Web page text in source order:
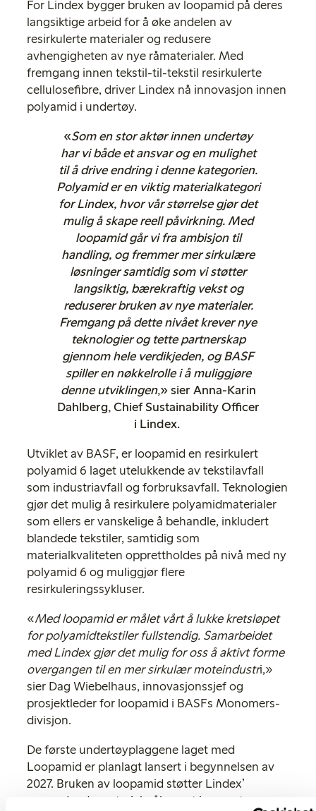
For Lindex bygger bruken av loopamid på deres
langsiktige arbeid for å øke andelen av
resirkulerte materialer og redusere
avhengigheten av nye råmaterialer. Med
fremgang innen tekstil-til-tekstil resirkulerte
cellulosefibre, driver Lindex nå innovasjon innen
polyamid i undertøy.
«Som en stor aktør innen undertøy
har vi både et ansvar og en mulighet
til å drive endring i denne kategorien.
Polyamid er en viktig materialkategori
for Lindex, hvor vår størrelse gjør det
mulig å skape reell påvirkning. Med
loopamid går vi fra ambisjon til
handling, og fremmer mer sirkulære
løsninger samtidig som vi støtter
langsiktig, bærekraftig vekst og
reduserer bruken av nye materialer.
Fremgang på dette nivået krever nye
teknologier og tette partnerskap
gjennom hele verdikjeden, og BASF
spiller en nøkkelrolle i å muliggjøre
denne utviklingen,» sier Anna-Karin
Dahlberg, Chief Sustainability Officer
i Lindex.
Utviklet av BASF, er loopamid en resirkulert
polyamid 6 laget utelukkende av tekstilavfall
som industriavfall og forbruksavfall. Teknologien
gjør det mulig å resirkulere polyamidmaterialer
som ellers er vanskelige å behandle, inkludert
blandede tekstiler, samtidig som
materialkvaliteten opprettholdes på nivå med ny
polyamid 6 og muliggjør flere
resirkuleringssykluser.
«Med loopamid er målet vårt å lukke kretsløpet
for polyamidtekstiler fullstendig. Samarbeidet
med Lindex gjør det mulig for oss å aktivt forme
overgangen til en mer sirkulær moteindustri,»
sier Dag Wiebelhaus, innovasjonssjef og
prosjektleder for loopamid i BASFs Monomers-
divisjon.
De første undertøyplaggene laget med
Loopamid er planlagt lansert i begynnelsen av
2027. Bruken av loopamid støtter Lindex’
overordnede materialmål om at innen utgangen